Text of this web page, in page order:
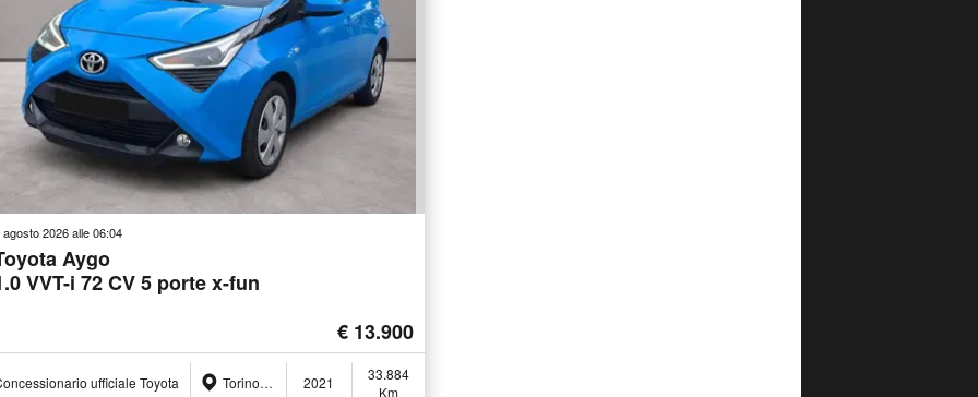
agosto 2026 alle 06:04
Aygo
VVT-i 72 CV 5 porte x-fun
€ 13.900
ufficiale Toyota Torino (TO) 2021
33.884
Km